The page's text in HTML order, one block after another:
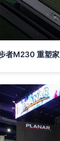
者M230 重塑